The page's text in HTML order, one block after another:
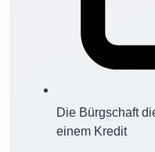
Die Bürgschaft
einem Kredit